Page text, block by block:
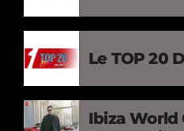
Le TOP 20
Ibiza World